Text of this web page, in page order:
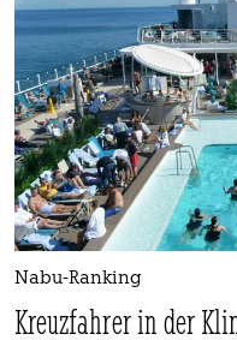
Nabu-Ranking
Kreuzfahrer in der